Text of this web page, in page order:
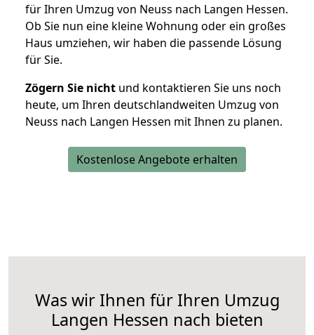
für Ihren Umzug von Neuss nach Langen Hessen.
Ob Sie nun eine kleine Wohnung oder ein großes
Haus umziehen, wir haben die passende Lösung
für Sie.
Zögern Sie nicht und kontaktieren Sie uns noch
heute, um Ihren deutschlandweiten Umzug von
Neuss nach Langen Hessen mit Ihnen zu planen.
Kostenlose Angebote erhalten
Was wir Ihnen für Ihren Umzug
Langen Hessen nach bieten